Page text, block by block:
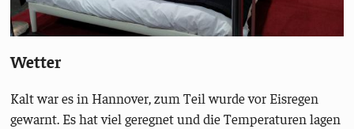
Wetter
Kalt war es in Hannover, zum Teil wurde vor Eisregen
gewarnt. Es hat viel geregnet und die Temperaturen lagen